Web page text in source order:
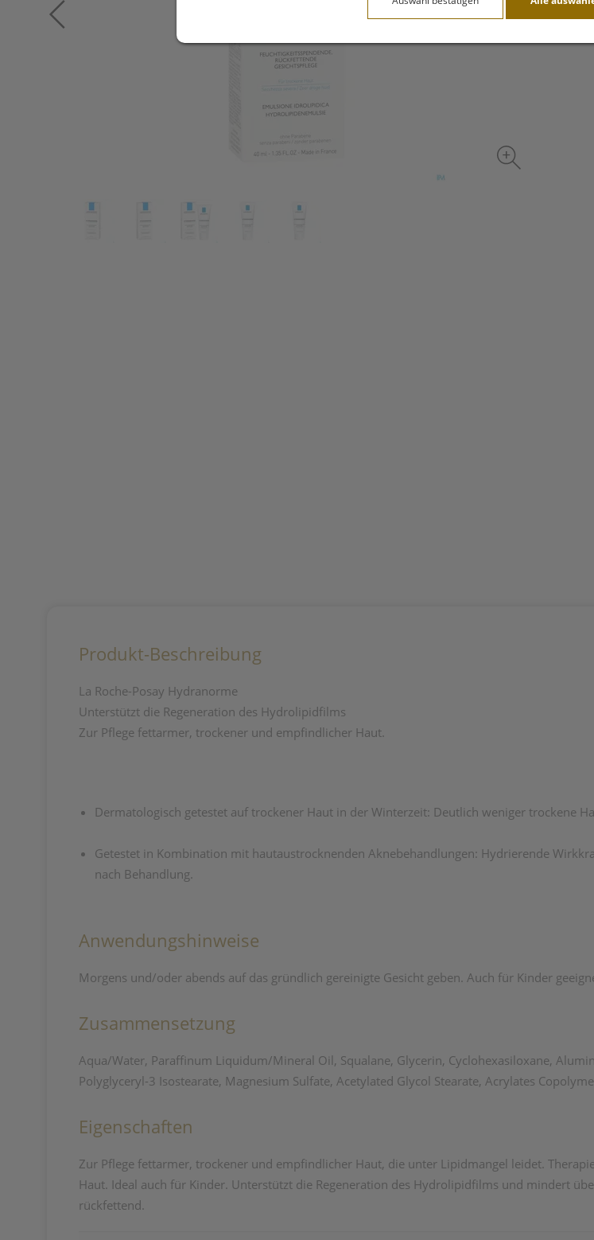
Produkt-Beschreibung
La Roche-Posay Hydranorme
Unterstützt die Regeneration des Hydrolipidfilms
Zur Pflege fettarmer, trockener und empfindlicher Haut.
Dermatologisch getestet auf trockener Haut in der Winterzeit: Deutlich weniger trockene
Getestet in Kombination mit hautaustrocknenden Aknebehandlungen: Hydrierende
nach Behandlung.
Anwendungshinweise
Morgens und/oder abends auf das gründlich gereinigte Gesicht geben. Auch für Kinder
Zusammensetzung
Aqua/Water, Paraffinum Liquidum/Mineral Oil, Squalane, Glycerin, Cyclohexasiloxane,
Polyglyceryl-3 Isostearate, Magnesium Sulfate, Acetylated Glycol Stearate, Acrylates
Eigenschaften
Zur Pflege fettarmer, trockener und empfindlicher Haut, die unter Lipidmangel leidet.
Haut. Ideal auch für Kinder. Unterstützt die Regeneration des Hydrolipidfilms und mindert
rückfettend.